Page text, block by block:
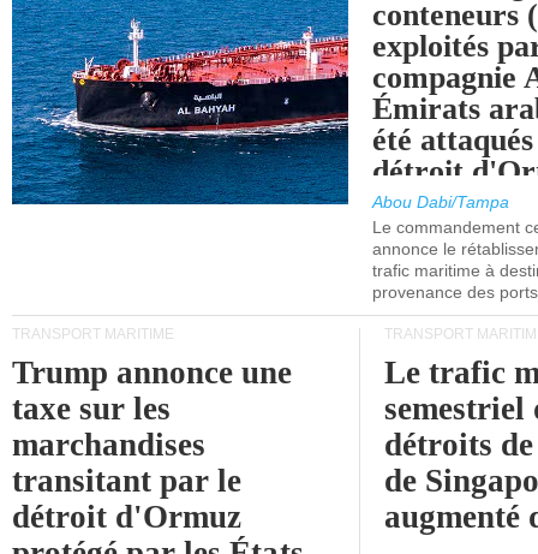
conteneurs
exploités
compagnie
Émirats
été
détroit
Abou Dabi/Tampa
Le commandement
annonce le
trafic maritime à
provenance des
TRANSPORT MARITIME
Trump annonce une
taxe sur les
marchandises
transitant par le
détroit d'Ormuz
TRANSPORT
Le trafic
semestriel
détroits
de
augmenté